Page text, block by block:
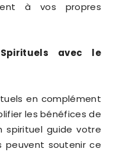
à vos propres
avec le
en complément
les bénéfices de
spirituel guide votre
peuvent soutenir ce